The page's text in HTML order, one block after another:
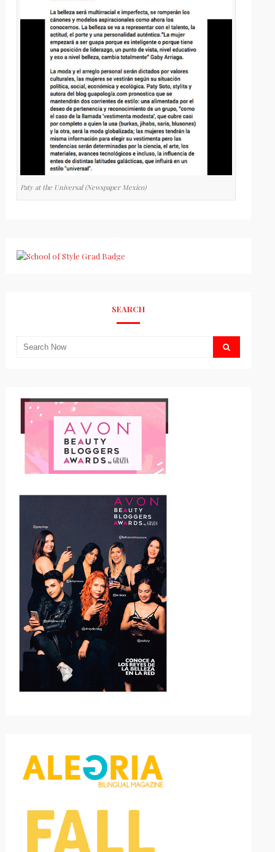
Paty at the Universal (Newspaper Mexico)
SEARCH